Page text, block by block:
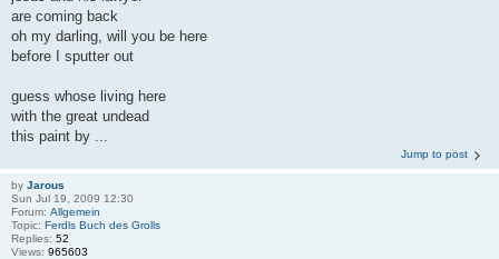
are coming back
oh my darling, will you be here
before I sputter out
guess whose living here
with the great undead
this paint by ...
Jump to post
by Jarous
Sun Jul 19, 2009 12:30
Forum: Allgemein
Topic: Ferdls Buch des Grolls
Replies: 52
Views: 965603